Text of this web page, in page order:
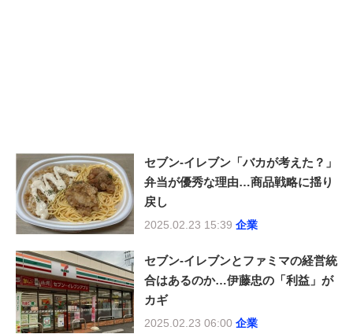
セブン-イレブン「バカが考えた？」
弁当が優秀な理由…商品戦略に揺り
戻し
2025.02.23 15:39 企業
セブン-イレブンとファミマの経営統
合はあるのか…伊藤忠の「利益」が
カギ
2025.02.23 06:00 企業